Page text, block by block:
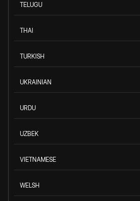
TELUGU
THAI
TURKISH
UKRAINIAN
URDU
UZBEK
VIETNAMESE
WELSH